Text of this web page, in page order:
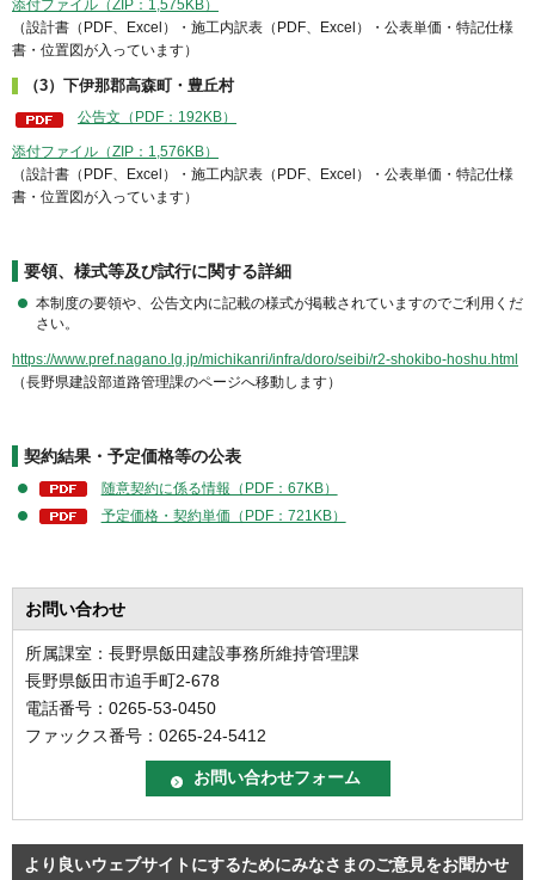
添付ファイル（ZIP：1,575KB）
（設計書（PDF、Excel）・施工内訳表（PDF、Excel）・公表単価・特記仕様
書・位置図が入っています）
（3）下伊那郡高森町・豊丘村
公告文（PDF：192KB）
添付ファイル（ZIP：1,576KB）
（設計書（PDF、Excel）・施工内訳表（PDF、Excel）・公表単価・特記仕様
書・位置図が入っています）
要領、様式等及び試行に関する詳細
本制度の要領や、公告文内に記載の様式が掲載されていますのでご利用くだ
さい。
https://www.pref.nagano.lg.jp/michikanri/infra/doro/seibi/r2-shokibo-hoshu.html
（長野県建設部道路管理課のページへ移動します）
契約結果・予定価格等の公表
随意契約に係る情報（PDF：67KB）
予定価格・契約単価（PDF：721KB）
お問い合わせ
所属課室：長野県飯田建設事務所維持管理課
長野県飯田市追手町2-678
電話番号：0265-53-0450
ファックス番号：0265-24-5412
より良いウェブサイトにするためにみなさまのご意見をお聞かせ